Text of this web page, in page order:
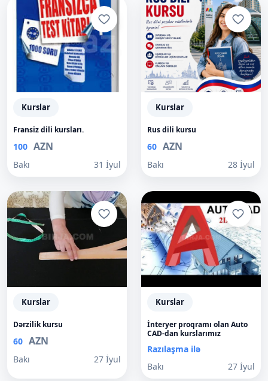
Kurslar
Fransiz dili kursları.
100 AZN
Bakı 31 İyul
Kurslar
Rus dili kursu
60 AZN
Bakı 28 İyul
Kurslar
Dərzilik kursu
60 AZN
Bakı 27 İyul
Kurslar
İnteryer proqramı olan Auto
CAD-dan kurslarımız
Razılaşma ilə
Bakı
27 İyul